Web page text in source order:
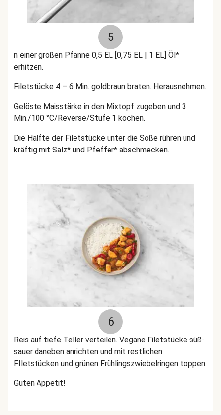
5
n einer großen Pfanne 0,5 EL [0,75 EL | 1 EL] Öl*
erhitzen.
Filetstücke 4 – 6 Min. goldbraun braten. Herausnehmen.
Gelöste Maisstärke in den Mixtopf zugeben und 3
Min./100 °C/Reverse/Stufe 1 kochen.
Die Hälfte der Filetstücke unter die Soße rühren und
kräftig mit Salz* und Pfeffer* abschmecken.
6
Reis auf tiefe Teller verteilen. Vegane Filetstücke süß-
sauer daneben anrichten und mit restlichen
FIletstücken und grünen Frühlingszwiebelringen toppen.
Guten Appetit!